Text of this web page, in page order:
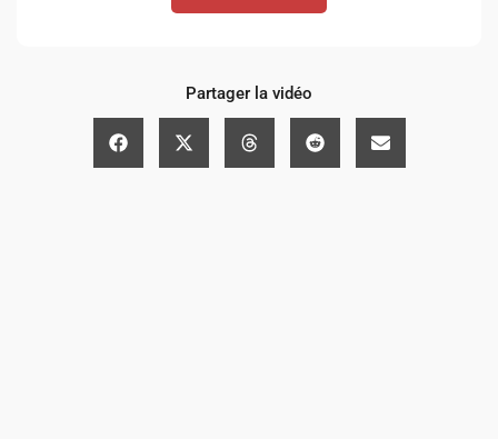
Partager la vidéo